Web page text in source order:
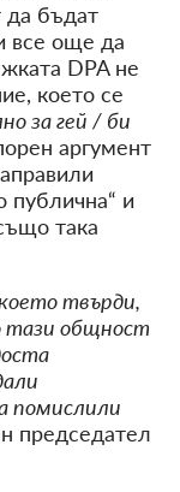
да бъдат
все още да
DPA не
което се
за гей / би
аргумент
публична“ и
така
твърди,
тази общност
помислили
председател